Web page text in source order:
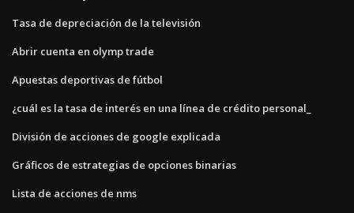
Tasa de depreciación de la televisión
Abrir cuenta en olymp trade
Apuestas deportivas de fútbol
¿cuál es la tasa de interés en una línea de crédito personal_
División de acciones de google explicada
Gráficos de estrategias de opciones binarias
Lista de acciones de nms